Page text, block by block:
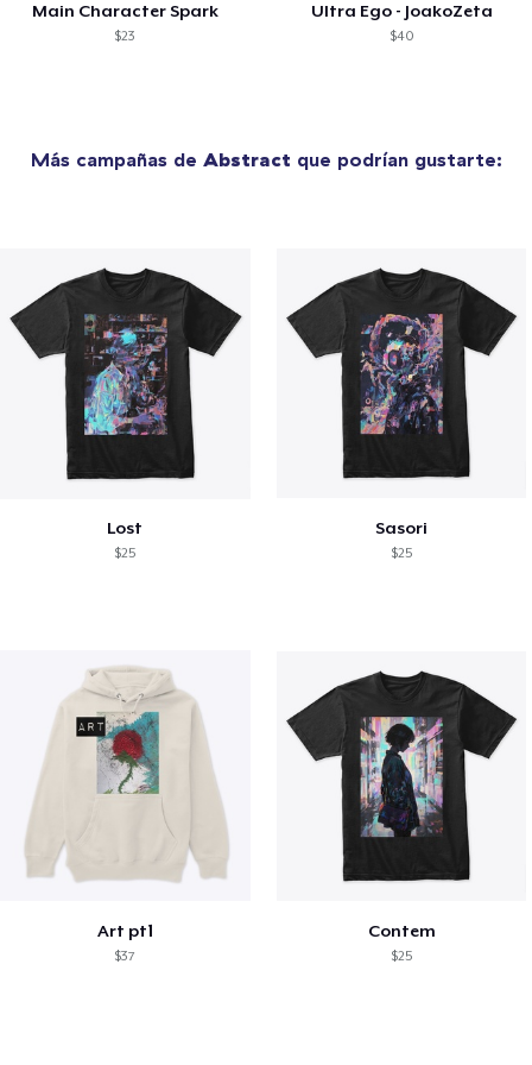
Main Character Spark
$23
Ultra Ego - JoakoZeta
$40
Más campañas de Abstract que podrían gustarte:
Lost
$25
Sasori
$25
Art pt1
$37
Contem
$25